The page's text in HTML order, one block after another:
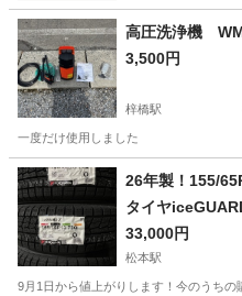
高圧洗浄機
3,500円
梓橋駅
一度だけ使用しました
長野 安曇野市 梓橋駅
26年製！155/
タイヤ
廃タイヤ代、全
33,000円
松本駅
9月1日から値上がりします！今のうち